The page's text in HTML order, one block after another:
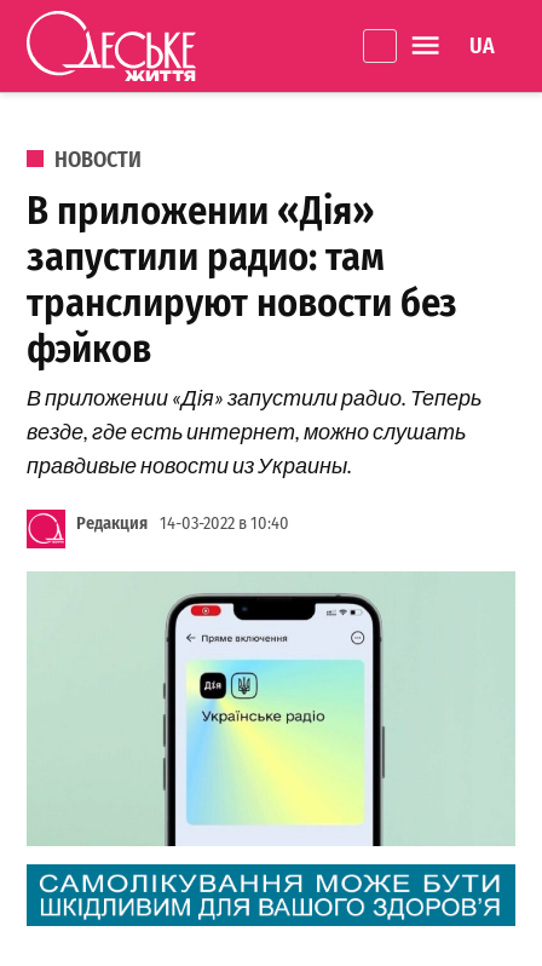
Перейти к содержанию
життя
ОПУБЛИКОВАНО В
НОВОСТИ
В приложении «Дія»
запустили радио: там
транслируют новости без
фэйков
В приложении «Дія» запустили радио. Теперь
везде, где есть интернет, можно слушать
правдивые новости из Украины.
Редакция 14-03-2022 в 10:40